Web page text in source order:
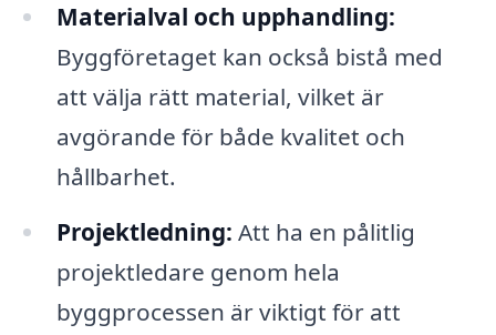
Materialval och upphandling:
Byggföretaget kan också bistå med
att välja rätt material, vilket är
avgörande för både kvalitet och
hållbarhet.
Projektledning: Att ha en pålitlig
projektledare genom hela
byggprocessen är viktigt för att